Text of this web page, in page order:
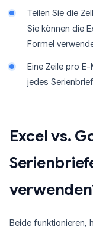
Teilen Sie die
Sie können die
Formel
Eine Zeile pro
jedes
Excel vs.
Beide funktionieren,